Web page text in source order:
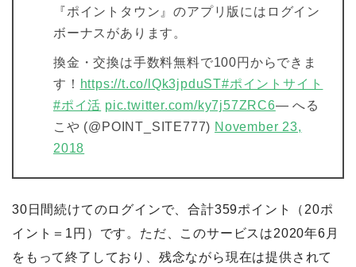
『ポイントタウン』のアプリ版にはログイン
ボーナスがあります。
換金・交換は手数料無料で100円からできま
す！ https://t.co/lQk3jpduST#ポイントサイト
#ポイ活 pic.twitter.com/ky7j57ZRC6— へる
こや (@POINT_SITE777) November 23,
2018
30日間続けてのログインで、合計359ポイント（20ポ
イント＝1円）です。ただ、このサービスは2020年6月
をもって終了しており、残念ながら現在は提供されて